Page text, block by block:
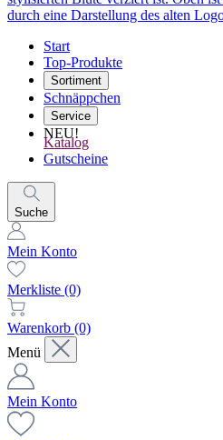
Start
Top-Produkte
Sortiment
Schnäppchen
Service
NEU!
Katalog
Gutscheine
Suche
Mein Konto
Merkliste (0)
Warenkorb (0)
Menü
Mein Konto